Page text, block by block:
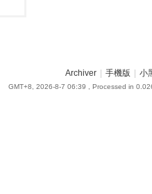
Archiver 手機版 小
GMT+8, 2026-8-7 06:39 , Processed in